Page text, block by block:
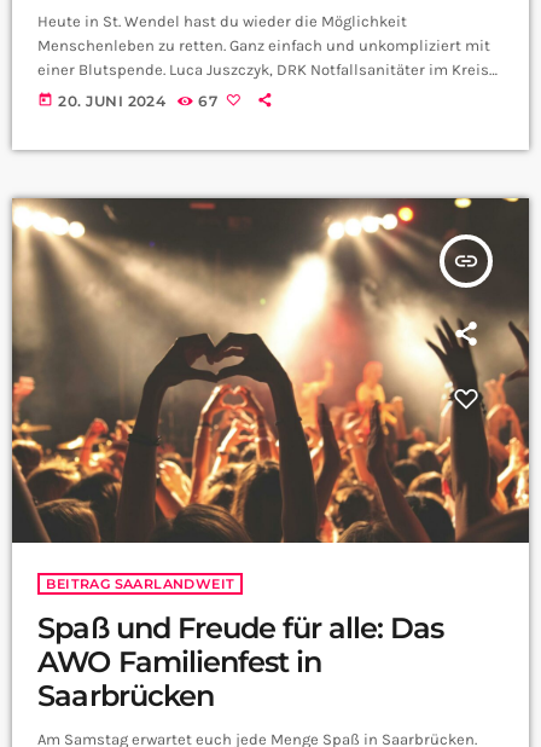
Heute in St. Wendel hast du wieder die Möglichkeit
Menschenleben zu retten. Ganz einfach und unkompliziert mit
einer Blutspende. Luca Juszczyk, DRK Notfallsanitäter im Kreis
St. Wendel hat uns die Infos mitgebracht:
today 20. JUNI 2024 67
insert_link
BEITRAG SAARLANDWEIT
Spaß und Freude für alle: Das
AWO Familienfest in
Saarbrücken
Am Samstag erwartet euch jede Menge Spaß in Saarbrücken.